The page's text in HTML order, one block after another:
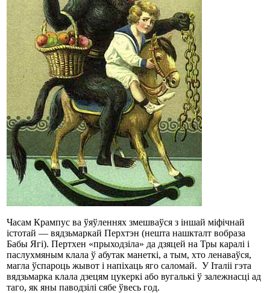
Часам Крампус ва ўяўленнях змешваўся з іншай міфічнай
істотай — вядзьмаркай Перхтэн (нешта нашкталт вобраза
Бабы Ягі). Пертхен «прыходзіла» да дзяцей на Тры каралі і
паслухмяным клала ў абутак манеткі, а тым, хто ленаваўся,
магла ўспароць жывот і напіхаць яго саломай. У Італіі гэта
вядзьмарка клала дзецям цукеркі або вугалькі ў залежнасці ад
таго, як яны паводзілі сябе ўвесь год.